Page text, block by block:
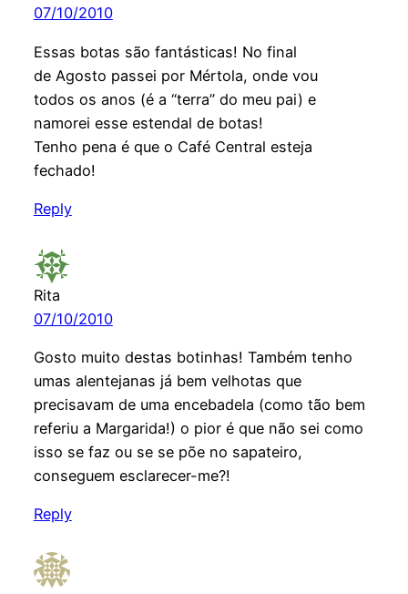
07/10/2010
Essas botas são fantásticas! No final
de Agosto passei por Mértola, onde vou
todos os anos (é a “terra” do meu pai) e
namorei esse estendal de botas!
Tenho pena é que o Café Central esteja
fechado!
Reply
Rita
07/10/2010
Gosto muito destas botinhas! Também tenho
umas alentejanas já bem velhotas que
precisavam de uma encebadela (como tão bem
referiu a Margarida!) o pior é que não sei como
isso se faz ou se se põe no sapateiro,
conseguem esclarecer-me?!
Reply